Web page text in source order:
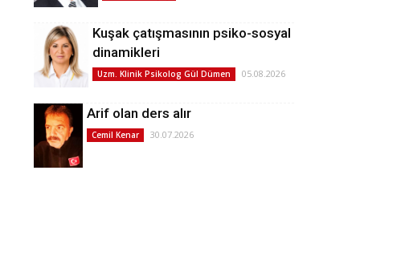
Kuşak çatışmasının psiko-sosyal
dinamikleri
Uzm. Klinik Psikolog Gül Dümen 05.08.2026
Arif olan ders alır
Cemil Kenar 30.07.2026